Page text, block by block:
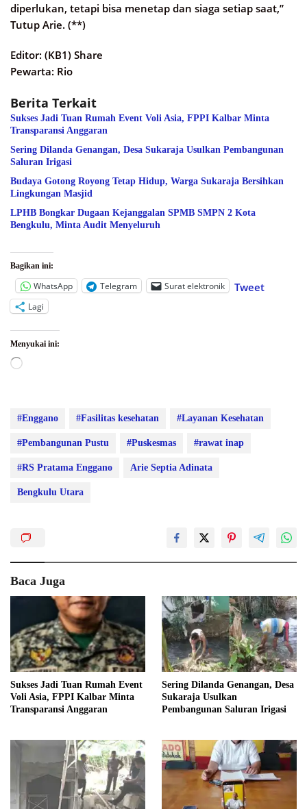
diperlukan, tetapi bisa menetap dan siaga setiap saat,”
Tutup Arie. (**)
Editor: (KB1) Share
Pewarta: Rio
Berita Terkait
Sukses Jadi Tuan Rumah Event Voli Asia, FPPI Kalbar Minta
Transparansi Anggaran
Sering Dilanda Genangan, Desa Sukaraja Usulkan Pembangunan
Saluran Irigasi
Budaya Gotong Royong Tetap Hidup, Warga Sukaraja Bersihkan
Lingkungan Masjid
LPHB Bongkar Dugaan Kejanggalan SPMB SMPN 2 Kota
Bengkulu, Minta Audit Menyeluruh
Bagikan ini:
WhatsApp Telegram Surat elektronik Tweet
Lagi
Menyukai ini:
Memuat...
#Enggano #Fasilitas kesehatan #Layanan Kesehatan
#Pembangunan Pustu #Puskesmas #rawat inap
#RS Pratama Enggano Arie Septia Adinata
Bengkulu Utara
Baca Juga
Sukses Jadi Tuan Rumah Event
Voli Asia, FPPI Kalbar Minta
Transparansi Anggaran
Sering Dilanda Genangan, Desa
Sukaraja Usulkan
Pembangunan Saluran Irigasi